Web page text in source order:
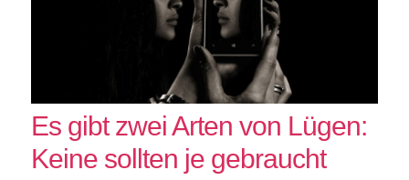
Es gibt zwei Arten von Lügen:
Keine sollten je gebraucht